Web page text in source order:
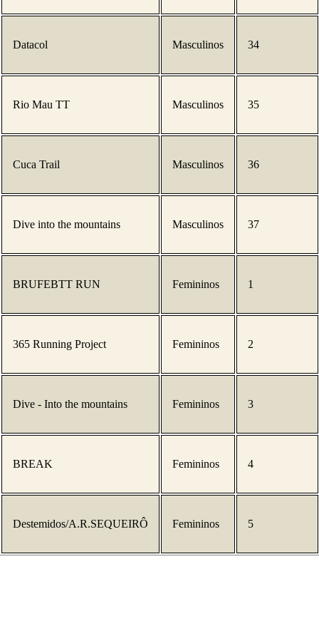
Datacol Masculinos 34
Rio Mau TT Masculinos 35
Cuca Trail Masculinos 36
Dive into the mountains Masculinos 37
BRUFEBTT RUN Femininos 1
365 Running Project Femininos 2
Dive - Into the mountains Femininos 3
BREAK Femininos 4
Destemidos/A.R.SEQUEIRÔ Femininos 5